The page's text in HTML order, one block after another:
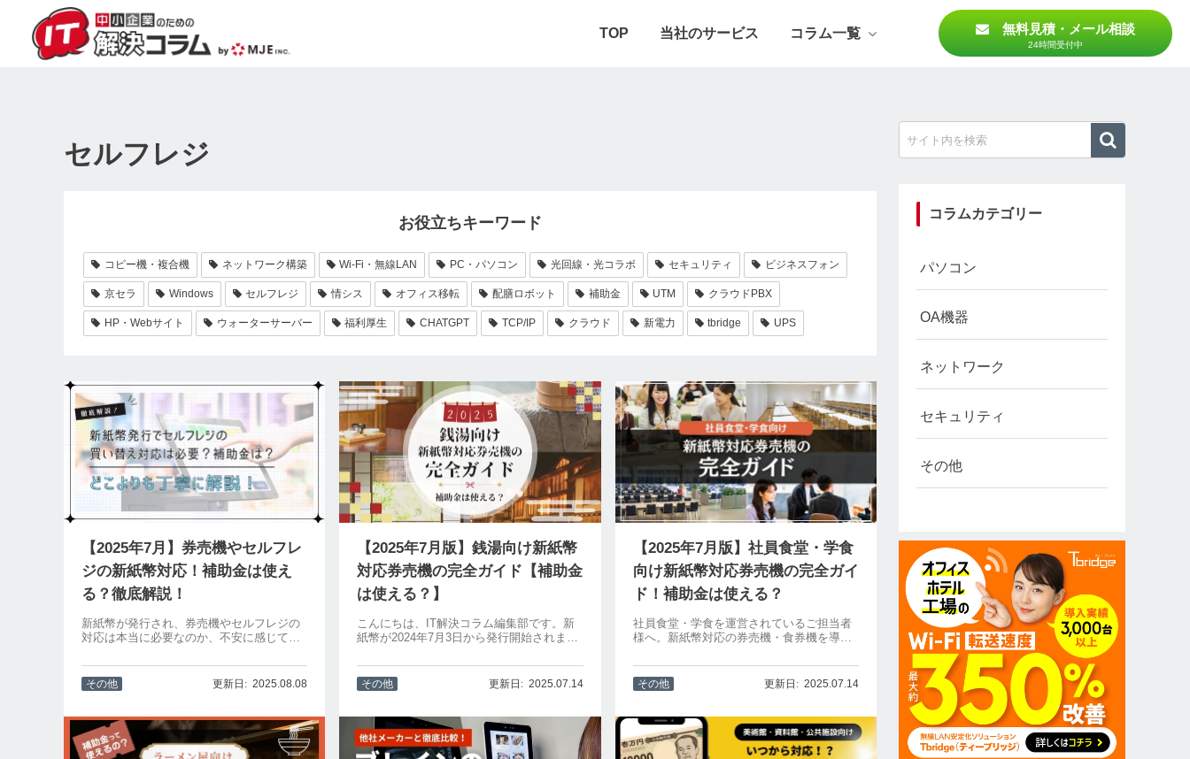
TOP 当社のサービス コラム一覧 無料見積・メール相談
24時間受付中
セルフレジ
お役立ちキーワード
コピー機・複合機 ネットワーク構築 Wi-Fi・無線LAN PC・パソコン 光回線・光コラボ セキュリティ ビジネスフォン
京セラ Windows セルフレジ 情シス オフィス移転 配膳ロボット 補助金 UTM クラウドPBX
HP・Webサイト ウォーターサーバー 福利厚生 CHATGPT TCP/IP クラウド 新電力 tbridge UPS
【2025年7月】券売機やセルフレ
ジの新紙幣対応！補助金は使え
る？徹底解説！
新紙幣が発行され、券売機やセルフレジの
対応は本当に必要なのか、不安に感じてい
か。本記事では、新札対応の必要性や旧紙
幣の使用可否、補助金の有無、費用を抑え
るポイントまで徹底解説。対応が遅れると
れから導入を検討している方は、あらかじ
めチェックしておきましょう。
その他 2025.08.08
【2025年7月版】銭湯向け新紙幣
対応券売機の完全ガイド【補助金
は使える？】
こんにちは、IT解決コラム編集部です。新
紙幣が2024年7月3日から発行開始されまし
を使用して料金を支払うスタイルが一般的
です。新紙幣対応券売機の導入を検討し、
以下のように悩まれている方も多いのでは
その他 2025.07.14
【2025年7月版】社員食堂・学食
向け新紙幣対応券売機の完全ガイ
ド！補助金は使える？
社員食堂・学食を運営されているご担当者
様へ。新紙幣対応の券売機・食券機を導入
抑えられるチャンス！最大370万円のIT導入
補助金で、キャッシュレス対応や最新型の
タッチパネル券売機も導入可能です。「買
に向けて、導入メリットやSNSのリアルな
声、補助金の概要もわかりやすく解説して
います。
その他 2025.07.14
コラムカテゴリー
パソコン
OA機器
ネットワーク
セキュリティ
その他